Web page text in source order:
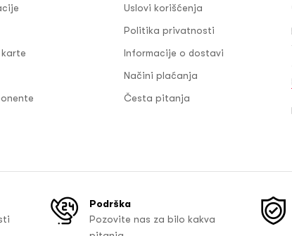
Uslovi korišćenja
Politika privatnosti
Informacije o dostavi
Načini plaćanja
Česta pitanja
Podrška
Pozovite nas za bilo kakva